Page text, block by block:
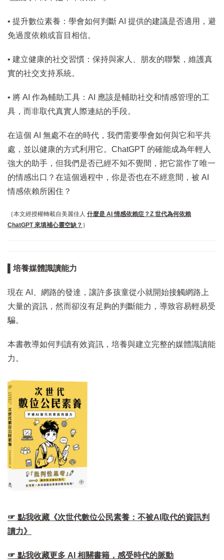
• 提升數位素養：學會如何判斷 AI 提供的建議是否適用，避
免過度依賴或盲目相信。
• 建立健康的社交習慣：保持與家人、朋友的聯繫，維護真
實的社交支持系統。
• 將 AI 作為輔助工具：AI 應該是輔助社交和情感管理的工
具，而非取代真實人際連結的手段。
在這個 AI 無處不在的時代，我們需要學會如何與它和平共
處，並以健康的方式利用它。ChatGPT 的確能成為年輕人
強大的助手，但我們是否已經不知不覺間，把它當作了唯一
的情感出口？在這個過程中，你是否也在不經意間，被 AI
情感依賴所困住？
｛本文經授權轉載自美麗佳人 什麼是 AI 情感依賴症？Z 世代為何依賴
ChatGPT 來填補心靈空缺？ ｝
▌培養媒體識讀能力
現在 AI、網路的發達，讓許多孩童從小就開始接觸網路上
大量的資訊，然而卻沒有足夠的判斷能力，導致容易輕易受
騙。
本書教導如何判讀有效資訊，培養與建立完整的媒體識讀能
力。
☞ 點我收藏《次世代數位公民素養：不被AI取代的資訊判
讀力》
☞ 點我收藏更多 AI 相關書籍，感受時代的脈動